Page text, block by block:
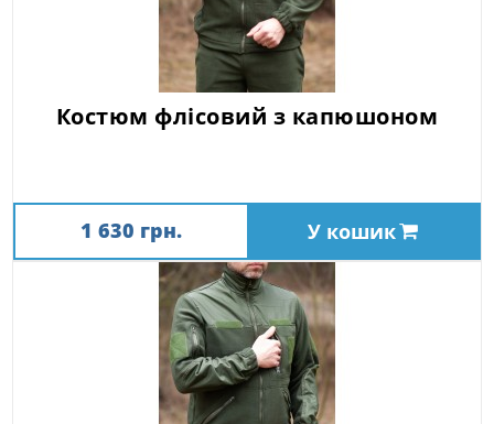
Костюм флісовий з капюшоном
1 630 грн. У кошик